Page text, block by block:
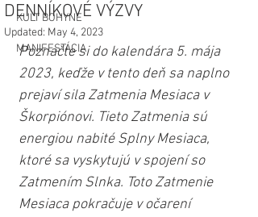
KULT BOHYNE
MANIFESTÁCIA
DENNÍKOVÉ VÝZVY
Updated: May 4, 2023
Poznačte si do kalendára 5. mája
2023, keďže v tento deň sa naplno
prejaví sila Zatmenia Mesiaca v
Škorpiónovi. Tieto Zatmenia sú
energiou nabité Splny Mesiaca,
ktoré sa vyskytujú v spojení so
Zatmením Slnka. Toto Zatmenie
Mesiaca pokračuje v očarení